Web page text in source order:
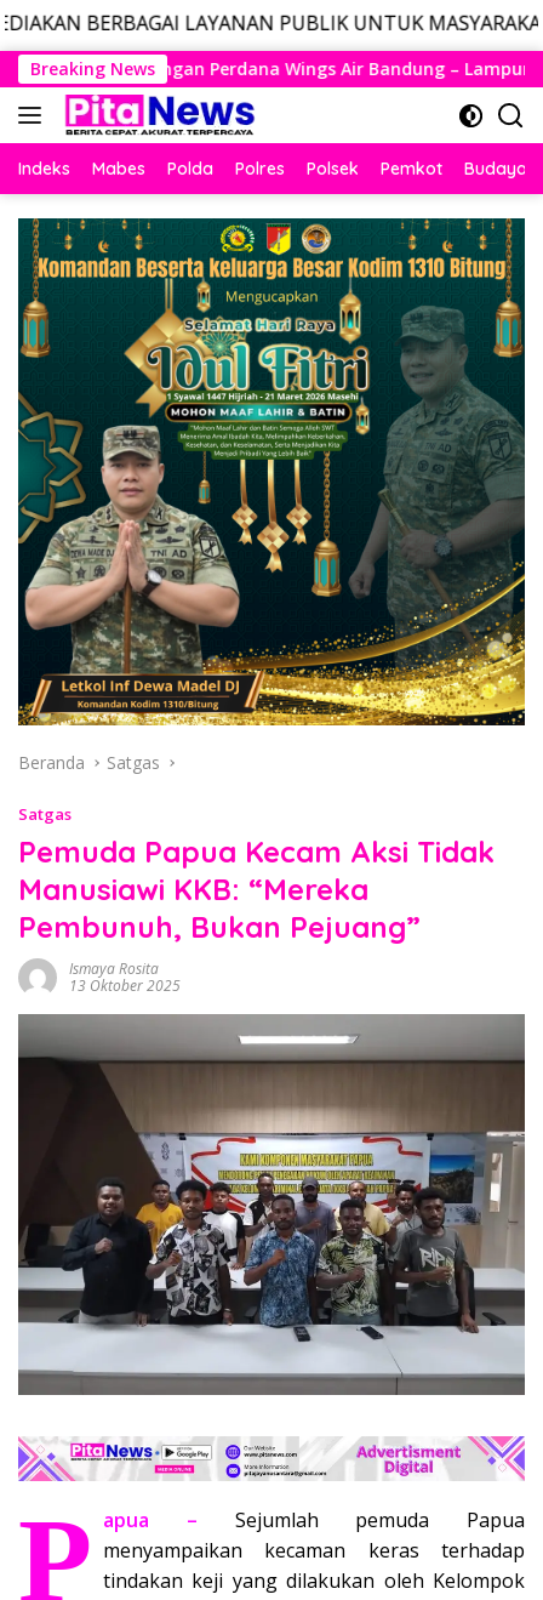
LAYANAN PUBLIK UNTUK MASYARAKAT, LAYANAN
Langsung
ke
konten
Breaking News
Air Bandung – Lampung Resmi Mengudara, Husein
Indeks Mabes Polda Polres Polsek Pemkot Budaya
Beranda Satgas
Satgas
Pemuda Papua Kecam Aksi Tidak
Manusiawi KKB: “Mereka
Pembunuh, Bukan Pejuang”
Ismaya Rosita
13 Oktober 2025
P apua –
Sejumlah pemuda Papua
menyampaikan kecaman keras terhadap
tindakan keji yang dilakukan oleh Kelompok